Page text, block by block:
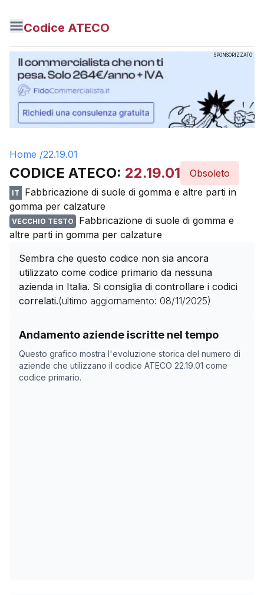
Codice ATECO
SPONSORIZZATO
Home /22.19.01
CODICE ATECO: 22.19.01 Obsoleto
IT
Fabbricazione di suole di gomma e altre parti in
gomma per calzature
VECCHIO TESTO
Fabbricazione di suole di gomma e
altre parti in gomma per calzature
Sembra che questo codice non sia ancora
utilizzato come codice primario da nessuna
azienda in Italia. Si consiglia di controllare i codici
correlati.(ultimo aggiornamento: 08/11/2025)
Andamento aziende iscritte nel tempo
Questo grafico mostra l'evoluzione storica del numero di
aziende che utilizzano il codice ATECO 22.19.01 come
codice primario.
Storico numero di aziende con codice ATECO
Data rilevazione
12/04/2025
181
08/11/2025